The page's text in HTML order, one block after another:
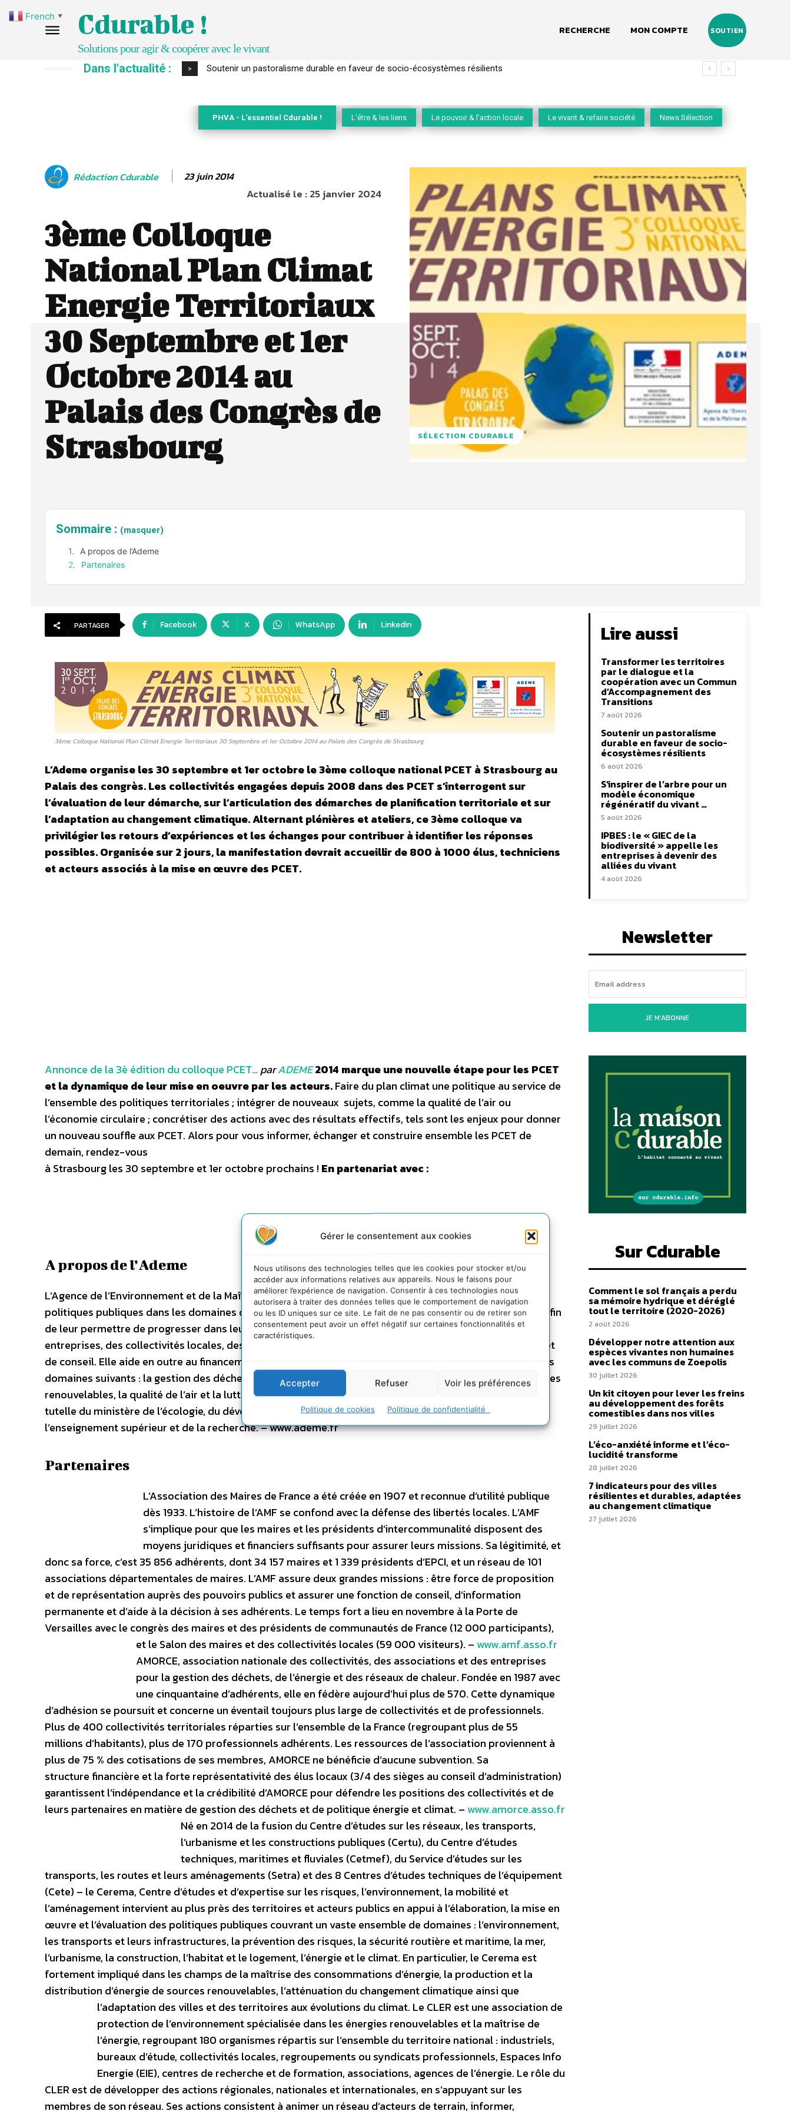
Gérer le consentement aux cookies
Nous utilisons des technologies telles que les cookies pour stocker et/ou
accéder aux informations relatives aux appareils. Nous le faisons pour
améliorer l’expérience de navigation. Consentir à ces technologies nous
autorisera à traiter des données telles que le comportement de navigation
ou les ID uniques sur ce site. Le fait de ne pas consentir ou de retirer son
consentement peut avoir un effet négatif sur certaines fonctionnalités et
caractéristiques.
Accepter Refuser Voir les préférences
Politique de cookies Politique de confidentialité
Cdurable !
Solutions pour agir & coopérer avec le vivant
RECHERCHE MON COMPTE SOUTIEN
Dans l'actualité : > S’inspirer de l’arbre pour un modèle économique régénératif du vivant …
PHVA - L'essentiel Cdurable ! L'être & les liens Le pouvoir & l'action locale Le vivant & refaire société News Sélection
Rédaction Cdurable 23 juin 2014
Actualisé le :25 janvier 2024
3ème Colloque
National Plan Climat
Energie Territoriaux
30 Septembre et 1er
Octobre 2014 au
Palais des Congrès de
Strasbourg
SÉLECTION CDURABLE
Sommaire : (masquer)
A propos de l’Ademe
Partenaires
PARTAGER Facebook X WhatsApp Linkedin
3ème Colloque National Plan Climat Energie Territoriaux 30 Septembre et 1er Octobre 2014 au Palais des Congrès de Strasbourg
L’Ademe organise les 30 septembre et 1er octobre le 3ème colloque national PCET à Strasbourg au
Palais des congrès. Les collectivités engagées depuis 2008 dans des PCET s’interrogent sur
l’évaluation de leur démarche, sur l’articulation des démarches de planification territoriale et sur
l’adaptation au changement climatique. Alternant plénières et ateliers, ce 3ème colloque va
privilégier les retours d’expériences et les échanges pour contribuer à identifier les réponses
possibles. Organisée sur 2 jours, la manifestation devrait accueillir de 800 à 1000 élus, techniciens
et acteurs associés à la mise en œuvre des PCET.
Annonce de la 3è édition du colloque PCET…parADEME2014 marque une nouvelle étape pour les PCET
et la dynamique de leur mise en oeuvre par les acteurs.Faire du plan climat une politique au service de
l’ensemble des politiques territoriales ; intégrer de nouveaux sujets, comme la qualité de l’air ou
l’économie circulaire ; concrétiser des actions avec des résultats effectifs, tels sont les enjeux pour donner
un nouveau souffle aux PCET. Alors pour vous informer, échanger et construire ensemble les PCET de
demain, rendez-vous
à Strasbourg les 30 septembre et 1er octobre prochains ! En partenariat avec :
A propos de l’Ademe
L’Agence de l’Environnement et de la Maîtrise de l’Energie (ADEME) participe à la mise en œuvre des
politiques publiques dans les domaines de l’environnement, de l’énergie et du développement durable. Afin
de leur permettre de progresser dans leur démarche environnementale, l’agence met à disposition des
entreprises, des collectivités locales, des pouvoirs publics et du grand public, ses capacités d’expertise et
de conseil. Elle aide en outre au financement de projets, de la recherche à la mise en œuvre et ce, dans les
domaines suivants : la gestion des déchets, la préservation des sols, l’efficacité énergétique et les énergies
renouvelables, la qualité de l’air et la lutte contre le bruit. L’ADEME est un établissement public sous la
tutelle du ministère de l’écologie, du développement durable et de l’énergie et du ministère de
l’enseignement supérieur et de la recherche. – www.ademe.fr
Partenaires
L’Association des Maires de France a été créée en 1907 et reconnue d’utilité publique
dès 1933. L’histoire de l’AMF se confond avec la défense des libertés locales. L’AMF
s’implique pour que les maires et les présidents d’intercommunalité disposent des
moyens juridiques et financiers suffisants pour assurer leurs missions. Sa légitimité, et
donc sa force, c’est 35 856 adhérents, dont 34 157 maires et 1 339 présidents d’EPCI, et un réseau de 101
associations départementales de maires. L’AMF assure deux grandes missions : être force de proposition
et de représentation auprès des pouvoirs publics et assurer une fonction de conseil, d’information
permanente et d’aide à la décision à ses adhérents. Le temps fort a lieu en novembre à la Porte de
Versailles avec le congrès des maires et des présidents de communautés de France (12 000 participants),
et le Salon des maires et des collectivités locales (59 000 visiteurs). – www.amf.asso.fr
AMORCE, association nationale des collectivités, des associations et des entreprises
pour la gestion des déchets, de l’énergie et des réseaux de chaleur. Fondée en 1987 avec
une cinquantaine d’adhérents, elle en fédère aujourd’hui plus de 570. Cette dynamique
d’adhésion se poursuit et concerne un éventail toujours plus large de collectivités et de professionnels.
Plus de 400 collectivités territoriales réparties sur l’ensemble de la France (regroupant plus de 55
millions d’habitants), plus de 170 professionnels adhérents. Les ressources de l’association proviennent à
plus de 75 % des cotisations de ses membres, AMORCE ne bénéficie d’aucune subvention. Sa
structure financière et la forte représentativité des élus locaux (3/4 des sièges au conseil d’administration)
garantissent l’indépendance et la crédibilité d’AMORCE pour défendre les positions des collectivités et de
leurs partenaires en matière de gestion des déchets et de politique énergie et climat. – www.amorce.asso.fr
Né en 2014 de la fusion du Centre d’études sur les réseaux, les transports,
l’urbanisme et les constructions publiques (Certu), du Centre d’études
techniques, maritimes et fluviales (Cetmef), du Service d’études sur les
transports, les routes et leurs aménagements (Setra) et des 8 Centres d’études techniques de l’équipement
(Cete) – le Cerema, Centre d’études et d’expertise sur les risques, l’environnement, la mobilité et
l’aménagement intervient au plus près des territoires et acteurs publics en appui à l’élaboration, la mise en
œuvre et l’évaluation des politiques publiques couvrant un vaste ensemble de domaines : l’environnement,
les transports et leurs infrastructures, la prévention des risques, la sécurité routière et maritime, la mer,
l’urbanisme, la construction, l’habitat et le logement, l’énergie et le climat. En particulier, le Cerema est
fortement impliqué dans les champs de la maîtrise des consommations d’énergie, la production et la
distribution d’énergie de sources renouvelables, l’atténuation du changement climatique ainsi que
l’adaptation des villes et des territoires aux évolutions du climat. Le CLER est une association de
protection de l’environnement spécialisée dans les énergies renouvelables et la maîtrise de
l’énergie, regroupant 180 organismes répartis sur l’ensemble du territoire national : industriels,
bureaux d’étude, collectivités locales, regroupements ou syndicats professionnels, Espaces Info
Energie (EIE), centres de recherche et de formation, associations, agences de l’énergie. Le rôle du
CLER est de développer des actions régionales, nationales et internationales, en s’appuyant sur les
membres de son réseau. Ses actions consistent à animer un réseau d’acteurs de terrain, informer,
Lire aussi
Transformer les territoires
par le dialogue et la
coopération avec un Commun
d’Accompagnement des
Transitions
7 août 2026
Soutenir un pastoralisme
durable en faveur de socio-
écosystèmes résilients
6 août 2026
S’inspirer de l’arbre pour un
modèle économique
régénératif du vivant …
5 août 2026
IPBES : le « GIEC de la
biodiversité » appelle les
entreprises à devenir des
alliées du vivant
4 août 2026
Newsletter
JE M'ABONNE
Sur Cdurable
Comment le sol français a perdu
sa mémoire hydrique et déréglé
tout le territoire (2020-2026)
2 août 2026
Développer notre attention aux
espèces vivantes non humaines
avec les communs de Zoepolis
30 juillet 2026
Un kit citoyen pour lever les freins
au développement des forêts
comestibles dans nos villes
29 juillet 2026
L’éco-anxiété informe et l’éco-
lucidité transforme
28 juillet 2026
7 indicateurs pour des villes
résilientes et durables, adaptées
au changement climatique
27 juillet 2026
French ▼